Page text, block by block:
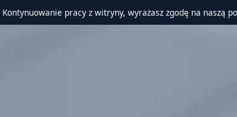
Kontynuowanie pracy z witryny, wyrażasz zgodę na naszą